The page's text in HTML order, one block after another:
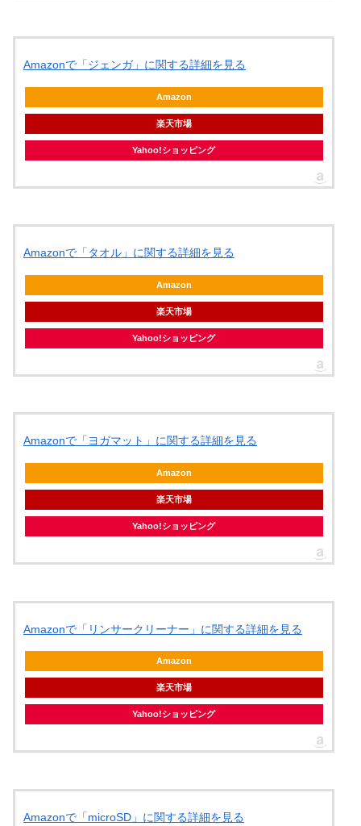
Amazonで「ジェンガ」に関する詳細を見る
Amazon
楽天市場
Yahoo!ショッピング
Amazonで「タオル」に関する詳細を見る
Amazon
楽天市場
Yahoo!ショッピング
Amazonで「ヨガマット」に関する詳細を見る
Amazon
楽天市場
Yahoo!ショッピング
Amazonで「リンサークリーナー」に関する詳細を見る
Amazon
楽天市場
Yahoo!ショッピング
Amazonで「microSD」に関する詳細を見る